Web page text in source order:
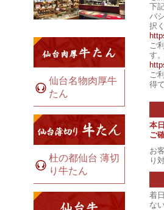
仙台名物肉厚牛
たん
杜の都仙台 薄切
り牛たん
下
バ
択
ご
す
ご
得
本
ご
お
り
着
な